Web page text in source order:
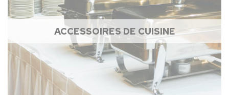
ACCESSOIRES DE CUISINE